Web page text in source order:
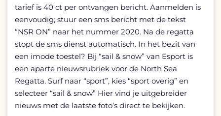
tarief is 40 ct per ontvangen bericht. Aanmelden is
eenvoudig; stuur een sms bericht met de tekst
“NSR ON” naar het nummer 2020. Na de regatta
stopt de sms dienst automatisch. In het bezit van
een imode toestel? Bij “sail & snow” van Esport is
een aparte nieuwsrubriek voor de North Sea
Regatta. Surf naar “sport”, kies “sport overig” en
selecteer “sail & snow” Hier vind je uitgebreider
nieuws met de laatste foto’s direct te bekijken.